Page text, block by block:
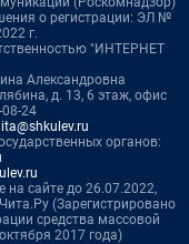
о регистрации: ЭЛ №
г.
"ИНТЕРНЕТ
Александровна
д. 13, 6 этаж, офис
24
органов:
сайте до 26.07.2022,
(Зарегистрировано
средства массовой
2017 года)